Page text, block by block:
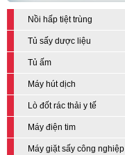
Nồi hấp tiệt trùng
Tủ sấy dược liệu
Tủ ấm
Máy hút dịch
Lò đốt rác thải y tế
Máy điện tim
Máy giặt sấy công nghiệp